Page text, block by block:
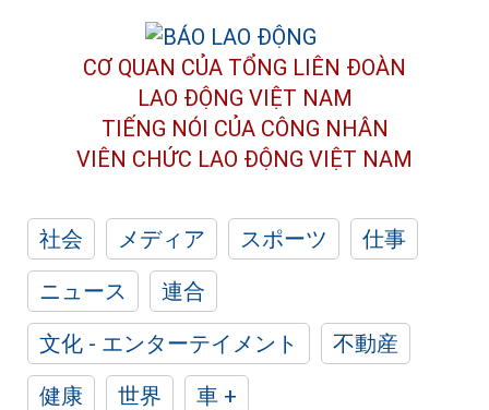
CƠ QUAN CỦA TỔNG LIÊN ĐOÀN
LAO ĐỘNG VIỆT NAM
TIẾNG NÓI CỦA CÔNG NHÂN
VIÊN CHỨC LAO ĐỘNG VIỆT NAM
社会 メディア スポーツ
仕事
ニュース
連合
文化 - エンターテイメント
不動産
健康
世界
車 +